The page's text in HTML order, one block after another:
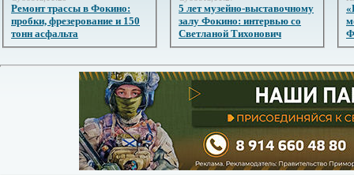
Ремонт трассы в Фокино:
пробки, фрезерование и 150
тонн асфальта
5 лет музейно-выставочному
залу Фокино: интервью со
Светланой Тихонович